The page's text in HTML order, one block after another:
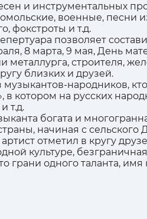
и инструментальных
военные,
фокстроты и т.д.
позволяет
8 марта, 9 мая, День
строителя,
близких и друзей.
народников,
в котором на русских
т.д.
богата и
начиная с сельского
артист отметил в кругу
культуре,
грани одного таланта,